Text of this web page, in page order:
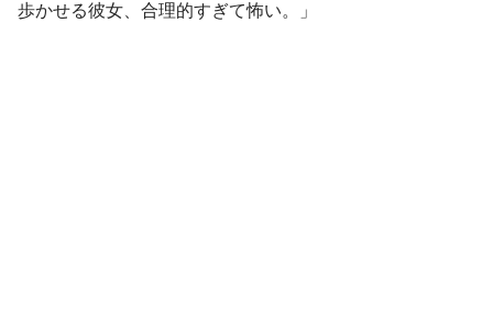
歩かせる彼女、合理的すぎて怖い。」